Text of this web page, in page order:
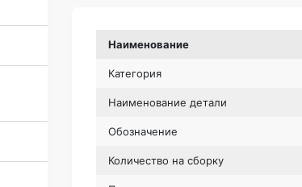
Наименование
Категория
Наименование детали
Обозначение
Количество на сборку